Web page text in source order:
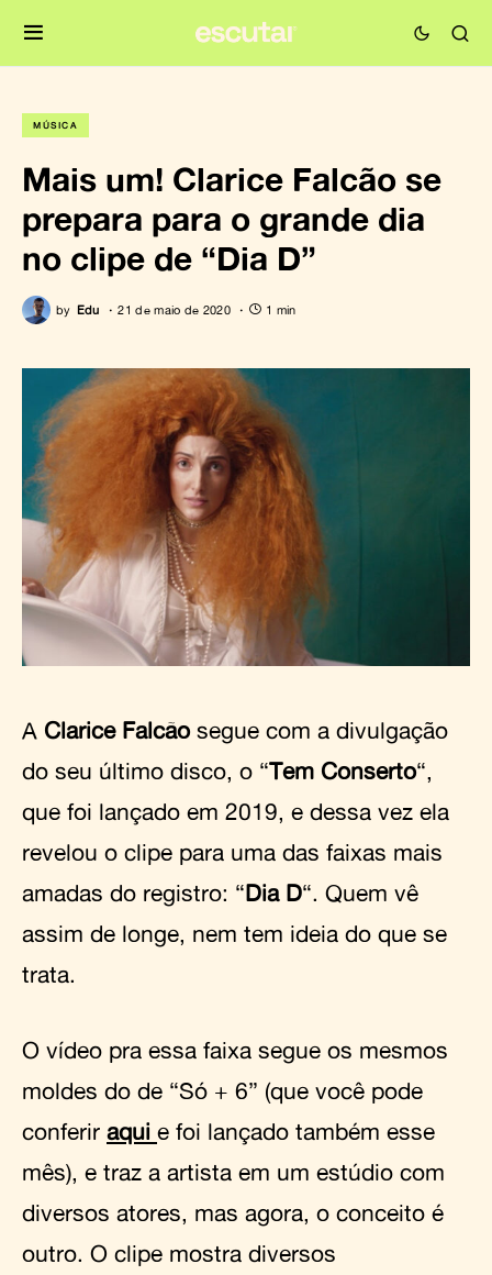
MÚSICA
Mais um! Clarice Falcão se
prepara para o grande dia
no clipe de “Dia D”
by Edu 21 de maio de 2020 1 min
A Clarice Falcãosegue com a divulgação
do seu último disco, o “Tem Conserto“,
que foi lançado em 2019, e dessa vez ela
revelou o clipe para uma das faixas mais
amadas do registro: “Dia D“. Quem vê
assim de longe, nem tem ideia do que se
trata.
O vídeo pra essa faixa segue os mesmos
moldes do de “Só + 6” (que você pode
conferir aqui e foi lançado também esse
mês), e traz a artista em um estúdio com
diversos atores, mas agora, o conceito é
outro. O clipe mostra diversos